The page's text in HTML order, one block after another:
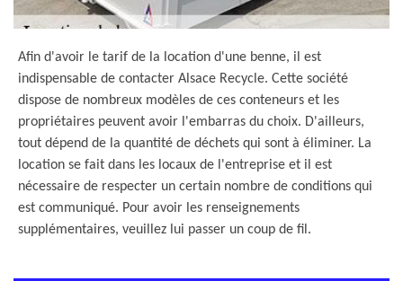
Afin d'avoir le tarif de la location d'une benne, il est
indispensable de contacter Alsace Recycle. Cette société
dispose de nombreux modèles de ces conteneurs et les
propriétaires peuvent avoir l'embarras du choix. D'ailleurs,
tout dépend de la quantité de déchets qui sont à éliminer. La
location se fait dans les locaux de l'entreprise et il est
nécessaire de respecter un certain nombre de conditions qui
est communiqué. Pour avoir les renseignements
supplémentaires, veuillez lui passer un coup de fil.